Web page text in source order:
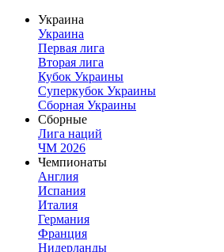
Украина
Украина
Первая лига
Вторая лига
Кубок Украины
Суперкубок Украины
Сборная Украины
Сборные
Лига наций
ЧМ 2026
Чемпионаты
Англия
Испания
Италия
Германия
Франция
Нидерланды